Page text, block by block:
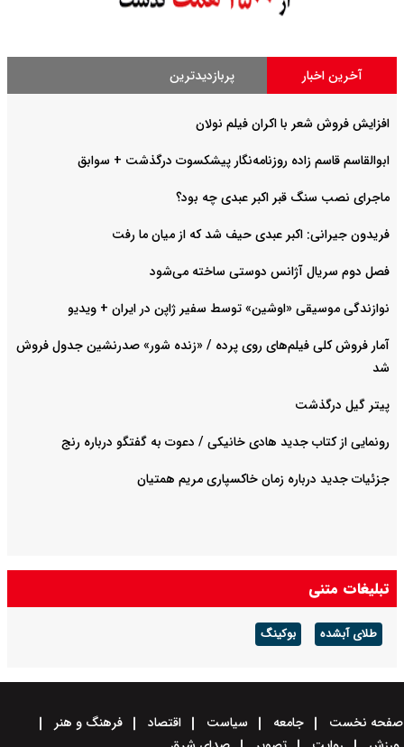
آخرین اخبار پربازدیدترین
افزایش فروش شعر با اکران فیلم نولان
ابوالقاسم قاسم زاده روزنامه‌نگار پیشکسوت درگذشت + سوابق
ماجرای نصب سنگ قبر اکبر عبدی چه بود؟
فریدون جیرانی: اکبر عبدی حیف شد که از میان ما رفت
فصل دوم سریال آژانس دوستی ساخته می‌شود
نوازندگی موسیقی «اوشین» توسط سفیر ژاپن در ایران + ویدیو
آمار فروش کلی فیلم‌های روی پرده / «زنده شور» صدرنشین جدول فروش
شد
پیتر گیل درگذشت
رونمایی از کتاب جدید هادی خانیکی / دعوت به گفتگو درباره رنج
جزئیات جدید درباره زمان خاکسپاری مریم همتیان
تبلیغات متنی
طلای آبشده بوکینگ
صفحه نخست جامعه سیاست اقتصاد
فرهنگ و هنر